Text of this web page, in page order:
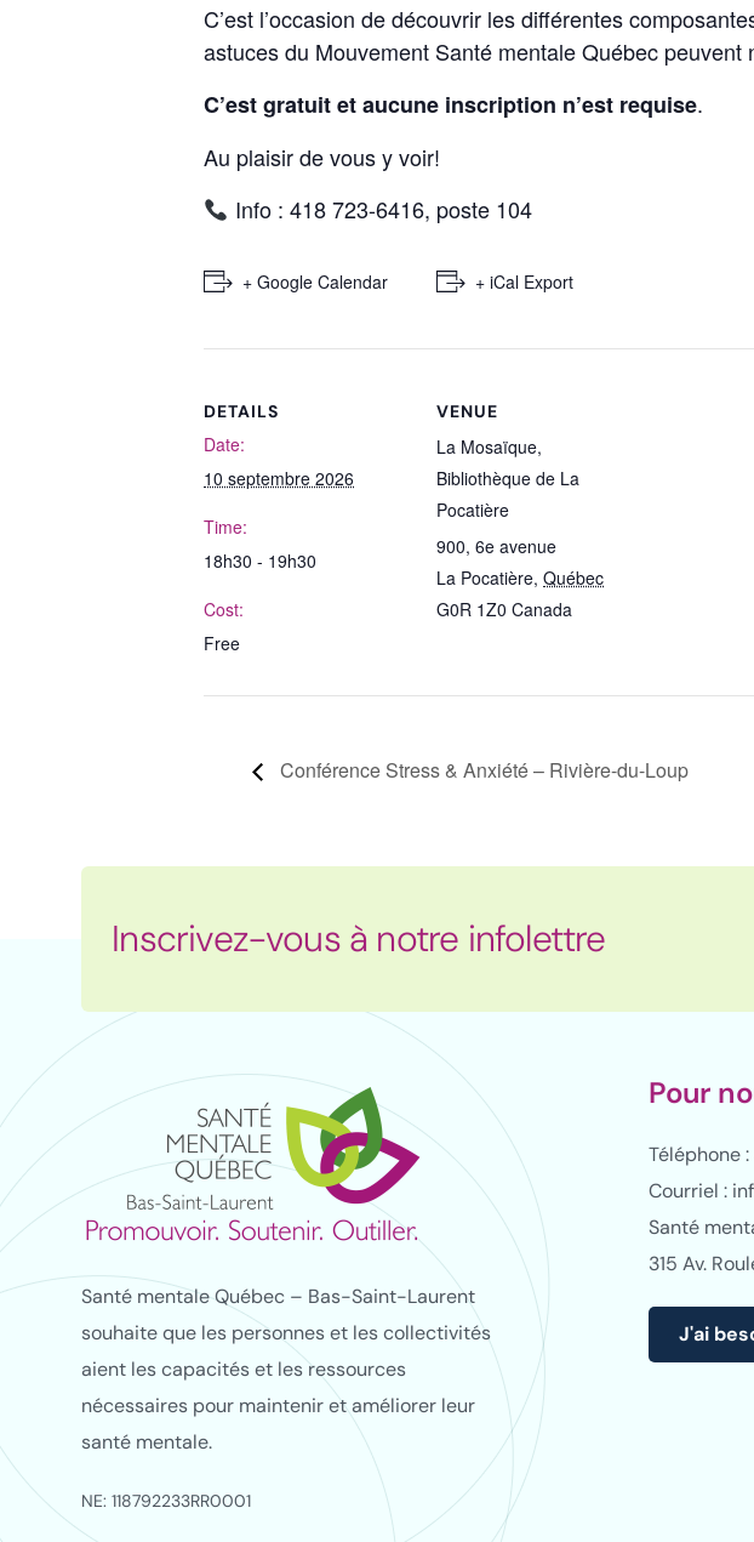
C’est l’occasion de découvrir les différentes
astuces du Mouvement Santé mentale Québec
C’est gratuit et aucune inscription n’est requise.
Au plaisir de vous y voir!
Info : 418 723-6416, poste 104
+ Google Calendar + iCal Export
DETAILS
Date:
10 septembre 2026
Time:
18h30 - 19h30
Cost:
Free
VENUE
La Mosaïque,
Bibliothèque de La
Pocatière
900, 6e avenue
La Pocatière, Québec
G0R 1Z0 Canada
Conférence Stress & Anxiété – Rivière-du-Loup
Inscrivez-vous à notre infolettre
Santé mentale Québec – Bas-Saint-Laurent
souhaite que les personnes et les collectivités
aient les capacités et les ressources
nécessaires pour maintenir et améliorer leur
santé mentale.
NE: 118792233RR0001
Pour
Téléphone
Courriel :
Santé
315 Av.
J'ai